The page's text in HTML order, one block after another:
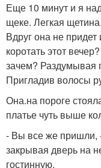
Еще 10 минут и я
щеке. Легкая
Вдруг она не
коротать этот
зачем? Раздумывая
Пригладив волосы
Она.на пороге
платье чуть выше
- Вы все же пришли,
закрывая дверь на
гостинную.